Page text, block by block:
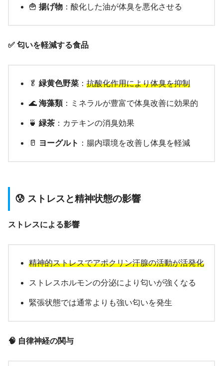
🍟 揚げ物 ：酸化した油が体臭を悪化させる
✅ 匂いを軽減する食品
🥬 緑黄色野菜 ： 抗酸化作用により体臭を抑制
🌊 海藻類：ミネラルが豊富で体臭改善に効果的
🍵 緑茶 ：カテキンの消臭効果
🥛 ヨーグルト ：腸内環境を改善し体臭を軽減
😰 ストレスと精神状態の影響
ストレスによる影響
精神的ストレスでアポクリン汗腺の活動が活発化
ストレスホルモンの分泌により匂いが強くなる
緊張状態では通常よりも強い匂いを発生
🧠 自律神経の関与